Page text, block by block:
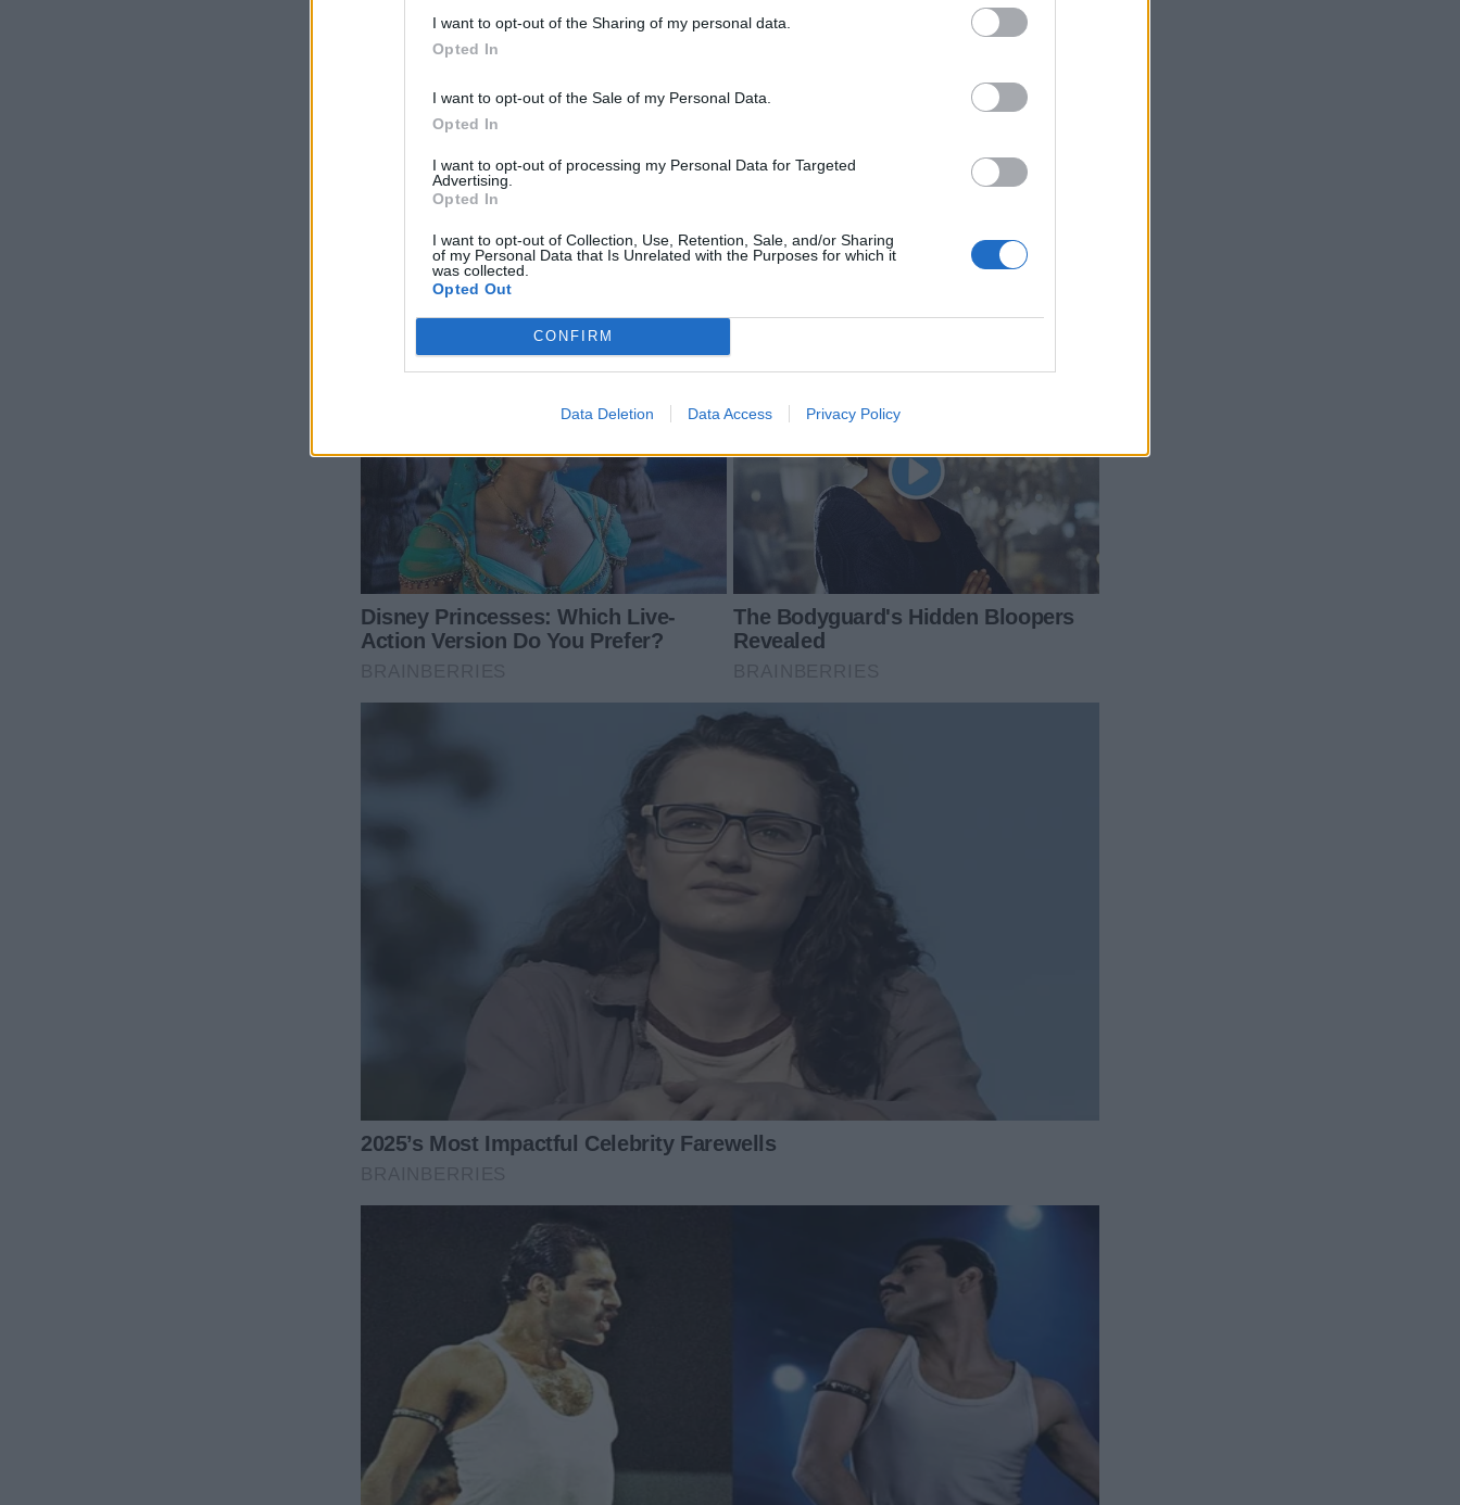
I want to opt-out of the Sharing of my personal data.
Opted In
I want to opt-out of the Sale of my Personal Data.
Opted In
I want to opt-out of processing my Personal Data for Targeted
Advertising.
Opted In
I want to opt-out of Collection, Use, Retention, Sale, and/or Sharing
of my Personal Data that Is Unrelated with the Purposes for which it
was collected.
Opted Out
CONFIRM
Data Deletion Data Access Privacy Policy